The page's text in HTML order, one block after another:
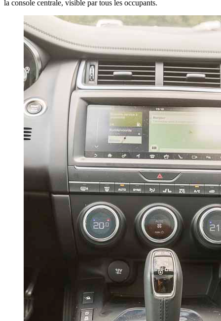
la console centrale, visible par tous les occupants.